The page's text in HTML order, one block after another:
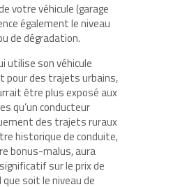
votre véhicule (garage
également le niveau
de dégradation.
utilise son véhicule
pour des trajets urbains,
être plus exposé aux
qu’un conducteur
des trajets ruraux
historique de conduite,
bonus-malus, aura
sur le prix de
soit le niveau de